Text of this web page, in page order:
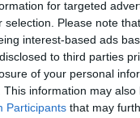
for targeted
selection. Please note
interest-based ads
to third parties
of your personal
This information may
Participants that may
στοιχείων,
ημεδαπός, σε
αυτή